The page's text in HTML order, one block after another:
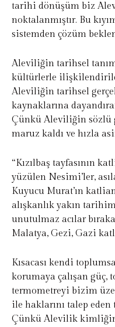
tarihi dönüşüm biz
noktalanmıştır. Bu
sistemden çözüm
Aleviliğin tarihsel
kültürlerle
Aleviliğin tarihsel
kaynaklarına
Çünkü Aleviliğin sözlü
maruz kaldı ve hızla
“Kızılbaş tayfasının
yüzülen Nesimi’ler,
Kuyucu Murat’ın
alışkanlık yakın
unutulmaz acılar
Malatya, Gezi, Gazi
Kısacası kendi
korumaya çalışan güç,
termometreyi bizim
ile haklarını talep
Çünkü Alevilik